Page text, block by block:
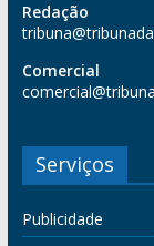
Redação
Comercial
Serviços
Publicidade